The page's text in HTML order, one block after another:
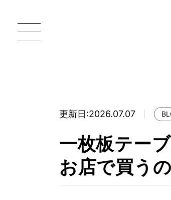
MOKUBA について
ブランドコンセプト
更新日:2026.07.07
一枚板テー
お店で買う